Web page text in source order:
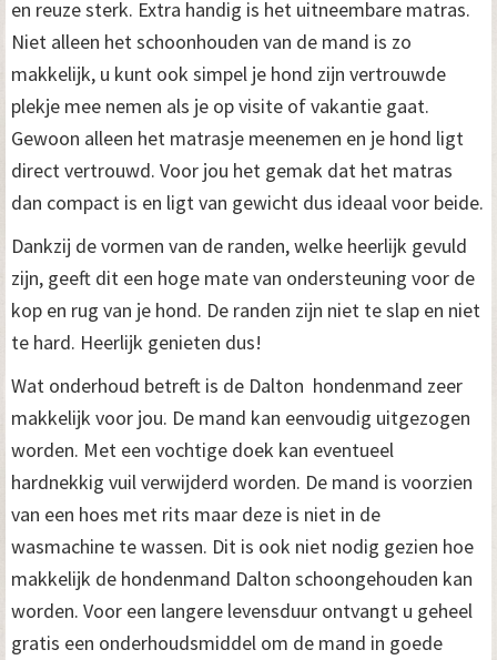
en reuze sterk. Extra handig is het uitneembare matras.
Niet alleen het schoonhouden van de mand is zo
makkelijk, u kunt ook simpel je hond zijn vertrouwde
plekje mee nemen als je op visite of vakantie gaat.
Gewoon alleen het matrasje meenemen en je hond ligt
direct vertrouwd. Voor jou het gemak dat het matras
dan compact is en ligt van gewicht dus ideaal voor beide.
Dankzij de vormen van de randen, welke heerlijk gevuld
zijn, geeft dit een hoge mate van ondersteuning voor de
kop en rug van je hond. De randen zijn niet te slap en niet
te hard. Heerlijk genieten dus!
Wat onderhoud betreft is de Dalton hondenmand zeer
makkelijk voor jou. De mand kan eenvoudig uitgezogen
worden. Met een vochtige doek kan eventueel
hardnekkig vuil verwijderd worden. De mand is voorzien
van een hoes met rits maar deze is niet in de
wasmachine te wassen. Dit is ook niet nodig gezien hoe
makkelijk de hondenmand Dalton schoongehouden kan
worden. Voor een langere levensduur ontvangt u geheel
gratis een onderhoudsmiddel om de mand in goede